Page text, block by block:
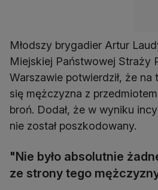
Młodszy brygadier Artur
Miejskiej Państwowej Straży
Warszawie potwierdził, że na
się mężczyzna z
broń. Dodał, że w wyniku
nie został poszkodowany.
"Nie było absolutnie
ze strony tego